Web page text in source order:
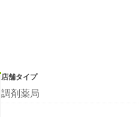
店舗タイプ
調剤薬局